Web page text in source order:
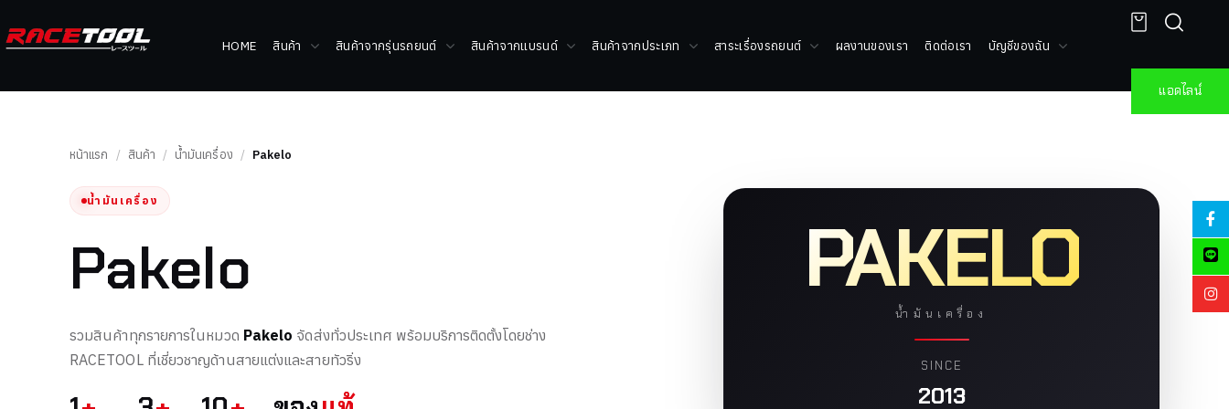
HOME สินค้า สินค้าจากรุ่นรถยนต์ สินค้าจากแบรนด์ สินค้าจากประเภท สาระเรื่องรถยนต์ ผลงานของเรา ติดต่อเรา บัญชีของฉัน
แอดไลน์
หน้าแรก / สินค้า / น้ำมันเครื่อง / Pakelo
น้ำมันเครื่อง
Pakelo
รวมสินค้าทุกรายการในหมวด Pakelo จัดส่งทั่วประเทศ พร้อมบริการติดตั้งโดยช่าง
RACETOOL ที่เชี่ยวชาญด้านสายแต่งและสายทัวริ่ง
PAKELO
น้ำมันเครื่อง
SINCE
2013